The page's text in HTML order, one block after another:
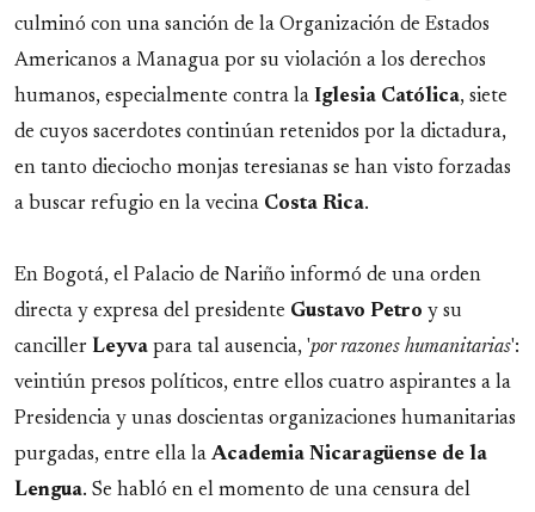
culminó con una sanción de la Organización de Estados
Americanos a Managua por su violación a los derechos
humanos, especialmente contra la Iglesia Católica, siete
de cuyos sacerdotes continúan retenidos por la dictadura,
en tanto dieciocho monjas teresianas se han visto forzadas
a buscar refugio en la vecina Costa Rica.
En Bogotá, el Palacio de Nariño informó de una orden
directa y expresa del presidente Gustavo Petro y su
canciller Leyva para tal ausencia, 'por razones humanitarias':
veintiún presos políticos, entre ellos cuatro aspirantes a la
Presidencia y unas doscientas organizaciones humanitarias
purgadas, entre ella la Academia Nicaragüense de la
Lengua. Se habló en el momento de una censura del